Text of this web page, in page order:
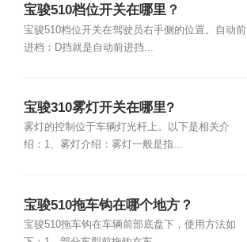
宝骏510档位开关在哪里？
宝骏510档位开关在驾驶员右手侧的位置。自动前
进档：D挡就是自动前进挡...
宝骏310雾灯开关在哪里?
雾灯的控制位于车辆灯光杆上。以下是相关介
绍：1、雾灯介绍：雾灯一般是指...
宝骏510拖车钩在哪个地方？
宝骏510拖车钩在车辆前部底盘下，使用方法如